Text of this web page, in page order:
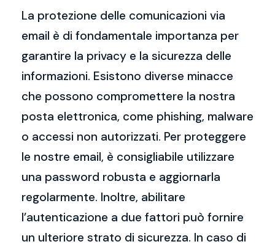
La protezione delle comunicazioni via
email è di fondamentale importanza per
garantire la privacy e la sicurezza delle
informazioni. Esistono diverse minacce
che possono compromettere la nostra
posta elettronica, come phishing, malware
o accessi non autorizzati. Per proteggere
le nostre email, è consigliabile utilizzare
una password robusta e aggiornarla
regolarmente. Inoltre, abilitare
l’autenticazione a due fattori può fornire
un ulteriore strato di sicurezza. In caso di